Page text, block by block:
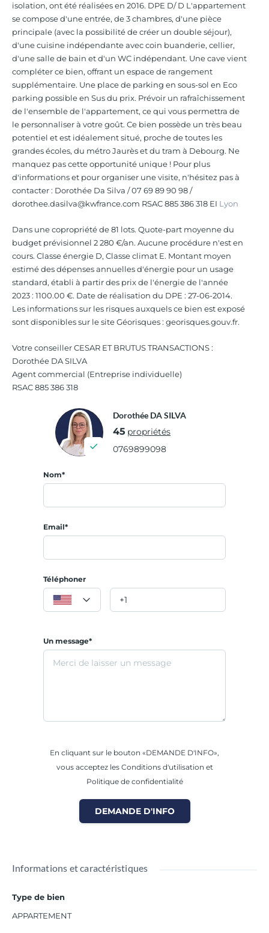
isolation, ont été réalisées en 2016. DPE D/ D L'appartement
se compose d'une entrée, de 3 chambres, d'une pièce
principale (avec la possibilité de créer un double séjour),
d'une cuisine indépendante avec coin buanderie, cellier,
d'une salle de bain et d'un WC indépendant. Une cave vient
compléter ce bien, offrant un espace de rangement
supplémentaire. Une place de parking en sous-sol en Eco
parking possible en Sus du prix. Prévoir un rafraîchissement
de l'ensemble de l'appartement, ce qui vous permettra de
le personnaliser à votre goût. Ce bien possède un très beau
potentiel et est idéalement situé, proche de toutes les
grandes écoles, du métro Jaurès et du tram à Debourg. Ne
manquez pas cette opportunité unique ! Pour plus
d'informations et pour organiser une visite, n'hésitez pas à
contacter : Dorothée Da Silva / 07 69 89 90 98 /
dorothee.dasilva@kwfrance.com RSAC 885 386 318 EI Lyon
Dans une copropriété de 81 lots. Quote-part moyenne du
budget prévisionnel 2 280 €/an. Aucune procédure n'est en
cours. Classe énergie D, Classe climat E. Montant moyen
estimé des dépenses annuelles d'énergie pour un usage
standard, établi à partir des prix de l'énergie de l'année
2023 : 1100.00 €. Date de réalisation du DPE : 27-06-2014.
Les informations sur les risques auxquels ce bien est exposé
sont disponibles sur le site Géorisques : georisques.gouv.fr.
Votre conseiller CESAR ET BRUTUS TRANSACTIONS :
Dorothée DA SILVA
Agent commercial (Entreprise individuelle)
RSAC 885 386 318
Dorothée DA SILVA
45 propriétés
0769899098
Nom*
Email*
Téléphoner
Un message*
En cliquant sur le bouton «DEMANDE D'INFO»,
vous acceptez les Conditions d'utilisation et
Politique de confidentialité
DEMANDE D'INFO
Informations et caractéristiques
Type de bien
APPARTEMENT